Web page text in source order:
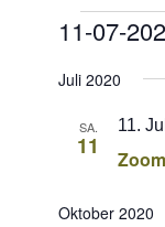
11-07-
wählen.
Juli 2020
SA.
11
11.
Oktober 2020